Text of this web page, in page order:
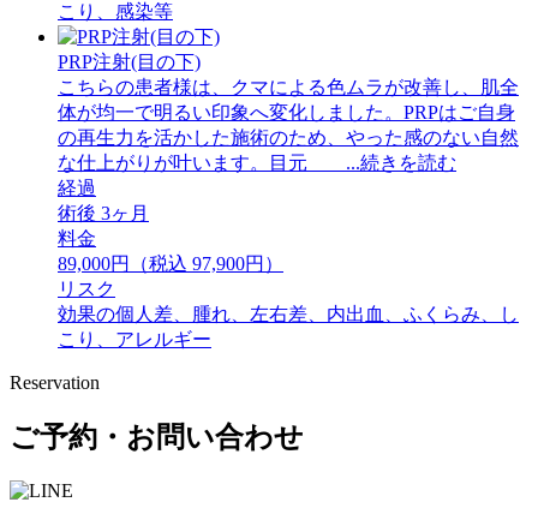
こり、感染等
PRP注射(目の下)
こちらの患者様は、クマによる色ムラが改善し、肌全
体が均一で明るい印象へ変化しました。PRPはご自身
の再生力を活かした施術のため、やった感のない自然
な仕上がりが叶います。目元 ...続きを読む
経過
術後 3ヶ月
料金
89,000円（税込 97,900円）
リスク
効果の個人差、腫れ、左右差、内出血、ふくらみ、し
こり、アレルギー
Reservation
ご予約・お問い合わせ